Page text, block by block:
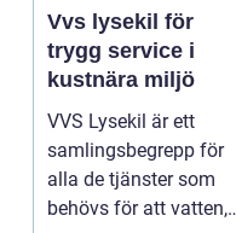
Vvs lysekil för
trygg service i
kustnära miljö
VVS Lysekil är ett
samlingsbegrepp för
alla de tjänster som
behövs för att vatten,